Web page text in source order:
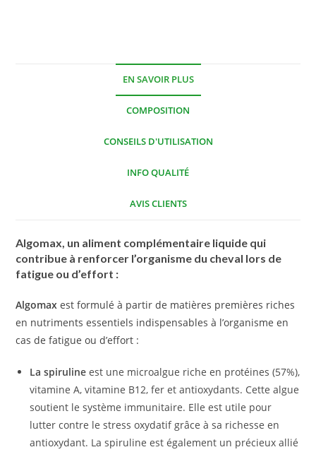
EN SAVOIR PLUS
COMPOSITION
CONSEILS D'UTILISATION
INFO QUALITÉ
AVIS CLIENTS
Algomax, un aliment complémentaire liquide qui
contribue à renforcer l’organisme du cheval lors de
fatigue ou d’effort :
Algomax est formulé à partir de matières premières riches
en nutriments essentiels indispensables à l’organisme en
cas de fatigue ou d’effort :
La spiruline est une microalgue riche en protéines (57%),
vitamine A, vitamine B12, fer et antioxydants. Cette algue
soutient le système immunitaire. Elle est utile pour
lutter contre le stress oxydatif grâce à sa richesse en
antioxydant. La spiruline est également un précieux allié